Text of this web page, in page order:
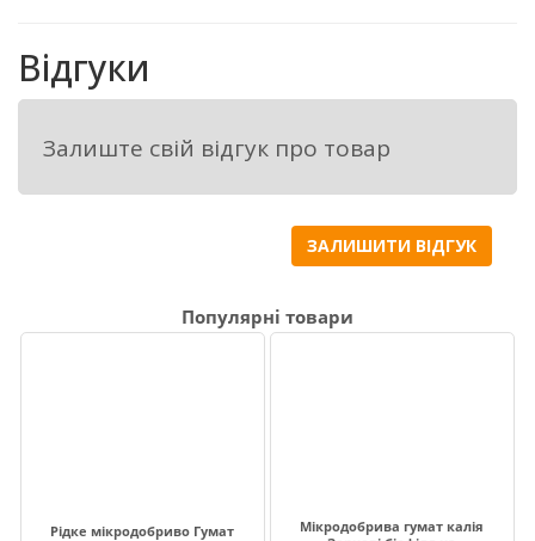
Гумус сприяє стабільності біохімічних
Добриво «Біогловіт Гумат Калія»,
застосовують на різних етапах вегетаціі
рослин і плодів, використовується для
позакореневим способоми.
Відгуки
Залиште свій відгук про товар
ЗАЛИШИТИ ВІДГУК
Популярні товари
Рідке мікродобриво Гумат
Мікродобрива гумат калія